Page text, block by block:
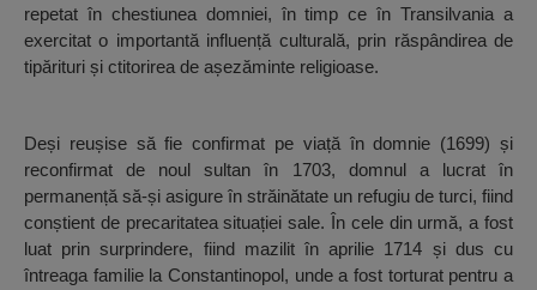
repetat în chestiunea domniei, în timp ce în Transilvania a
exercitat o importantă influență culturală, prin răspândirea de
tipărituri și ctitorirea de așezăminte religioase.
Deși reușise să fie confirmat pe viață în domnie (1699) și
reconfirmat de noul sultan în 1703, domnul a lucrat în
permanență să-și asigure în străinătate un refugiu de turci, fiind
conștient de precaritatea situației sale. În cele din urmă, a fost
luat prin surprindere, fiind mazilit în aprilie 1714 și dus cu
întreaga familie la Constantinopol, unde a fost torturat pentru a